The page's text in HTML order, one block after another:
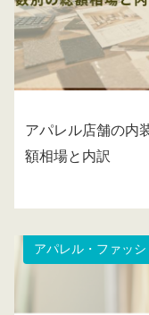
アパレル店舗の内
額相場と内訳
アパレル・ファッシ